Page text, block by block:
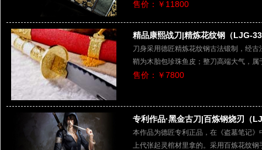
售价：￥11800
精品康熙战刀|精炼花纹钢（LJG-
刀身采用德匠精炼花纹钢古法锻制，经
鞘为木胎包珍珠鱼皮；整刀高端大气，
售价：￥7800
专利作品·黑金古刀|百炼钢烧刃（
本作品为德匠专利正品，在《盗墓笔记
上代张起灵棺材里拿的。采用百炼花纹